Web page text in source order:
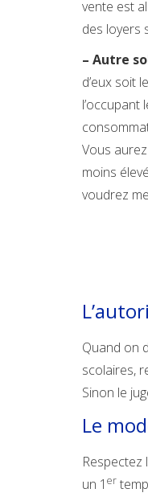
vente est
des loyers
– Autre
d’eux soit
l’occupant
Vous
moins
voudrez
Quand on
scolaires,
Sinon le
Le
Respectez
un 1 er